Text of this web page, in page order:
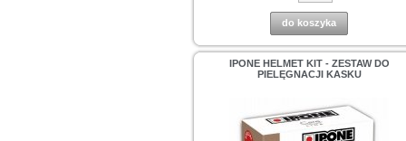
do koszyka
IPONE HELMET KIT - ZESTAW DO
PIELĘGNACJI KASKU